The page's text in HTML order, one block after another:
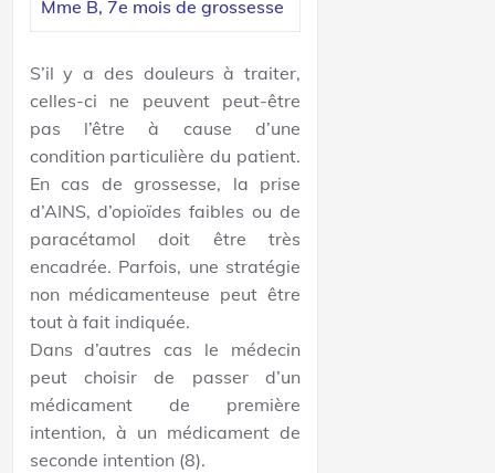
Mme B, 7e mois de grossesse
S’il y a des douleurs à traiter,
celles-ci ne peuvent peut-être
pas l’être à cause d’une
condition particulière du patient.
En cas de grossesse, la prise
d’AINS, d’opioïdes faibles ou de
paracétamol doit être très
encadrée. Parfois, une stratégie
non médicamenteuse peut être
tout à fait indiquée.
Dans d’autres cas le médecin
peut choisir de passer d’un
médicament de première
intention, à un médicament de
seconde intention (8).